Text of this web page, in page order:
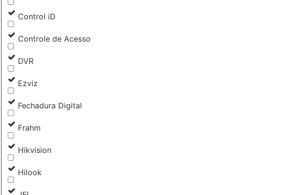
Control iD
Controle de Acesso
DVR
Ezviz
Fechadura Digital
Frahm
Hikvision
Hilook